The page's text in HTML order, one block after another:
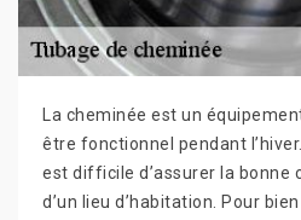
La cheminée est un
être fonctionnel pendant
est difficile d’assurer la bonne
d’un lieu d’habitation. Pour